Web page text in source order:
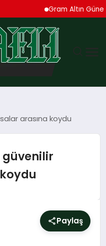
Gram Altın Güne
arasına koydu
güvenilir
Paylaş